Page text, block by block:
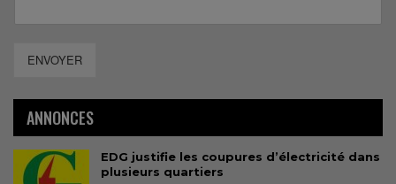
ENVOYER
ANNONCES
EDG justifie les coupures d’électricité dans
plusieurs quartiers